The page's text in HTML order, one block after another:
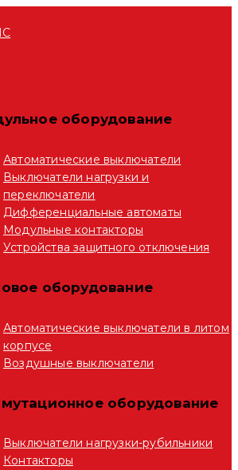
оборудование
Автоматические выключатели
Выключатели нагрузки и
переключатели
Дифференциальные автоматы
Модульные контакторы
Устройства защитного отключения
оборудование
Автоматические выключатели в литом
корпусе
Воздушные выключатели
оборудование
Выключатели нагрузки-рубильники
Контакторы